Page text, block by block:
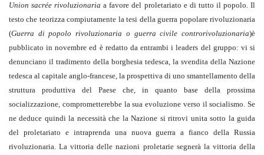
Union sacrée rivoluzionaria a favore del proletariato e di tutto il popolo. Il
testo che teorizza compiutamente la tesi della guerra popolare rivoluzionaria
(Guerra di popolo rivoluzionaria o guerra civile controrivoluzionaria)è
pubblicato in novembre ed è redatto da entrambi i leaders del gruppo: vi si
denunciano il tradimento della borghesia tedesca, la svendita della Nazione
tedesca al capitale anglo-francese, la prospettiva di uno smantellamento della
struttura produttiva del Paese che, in quanto base della prossima
socializzazione, comprometterebbe la sua evoluzione verso il socialismo. Se
ne deduce quindi la necessità che la Nazione si ritrovi unita sotto la guida
del proletariato e intraprenda una nuova guerra a fianco della Russia
rivoluzionaria. La vittoria delle nazioni proletarie segnerà la vittoria della